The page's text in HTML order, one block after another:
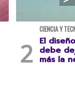
CIENCIA Y
El
debe
más la